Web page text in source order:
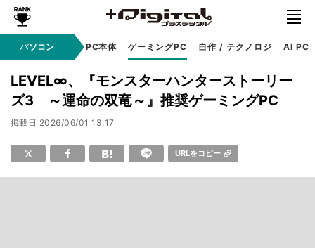
パソコンアップル PC本体 ゲーミングPC 自作 / テクノロジ AI PC
LEVEL∞、『モンスターハンターストーリー
ズ3 ～運命の双竜～』推奨ゲーミングPC
掲載日 2026/06/01 13:17
URLをコピー